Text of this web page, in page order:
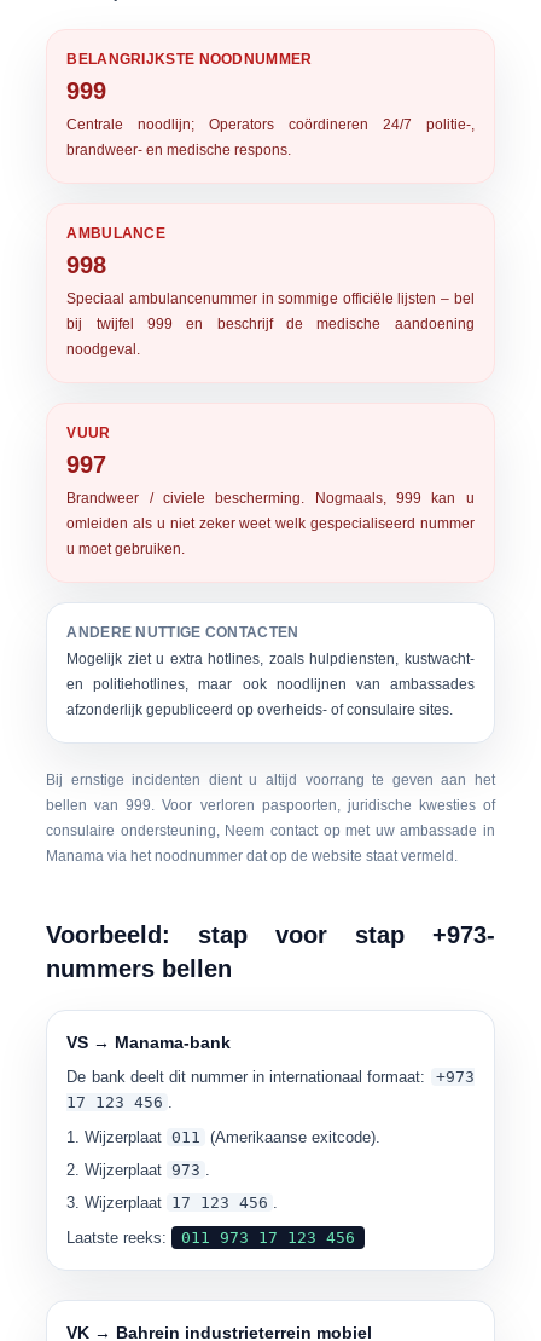
BELANGRIJKSTE NOODNUMMER
999
Centrale noodlijn; Operators coördineren 24/7 politie-,
brandweer- en medische respons.
AMBULANCE
998
Speciaal ambulancenummer in sommige officiële lijsten – bel
bij twijfel 999 en beschrijf de medische aandoening
noodgeval.
VUUR
997
Brandweer / civiele bescherming. Nogmaals, 999 kan u
omleiden als u niet zeker weet welk gespecialiseerd nummer
u moet gebruiken.
ANDERE NUTTIGE CONTACTEN
Mogelijk ziet u extra hotlines, zoals hulpdiensten, kustwacht-
en politiehotlines, maar ook noodlijnen van ambassades
afzonderlijk gepubliceerd op overheids- of consulaire sites.
Bij ernstige incidenten dient u altijd voorrang te geven aan het
bellen van 999. Voor verloren paspoorten, juridische kwesties of
consulaire ondersteuning, Neem contact op met uw ambassade in
Manama via het noodnummer dat op de website staat vermeld.
Voorbeeld: stap voor stap +973-
nummers bellen
VS → Manama-bank
De bank deelt dit nummer in internationaal formaat:
+973
17 123 456 .
Wijzerplaat 011 (Amerikaanse exitcode).
Wijzerplaat 973 .
Wijzerplaat 17 123 456 .
Laatste reeks:
011 973 17 123 456
VK → Bahrein industrieterrein mobiel